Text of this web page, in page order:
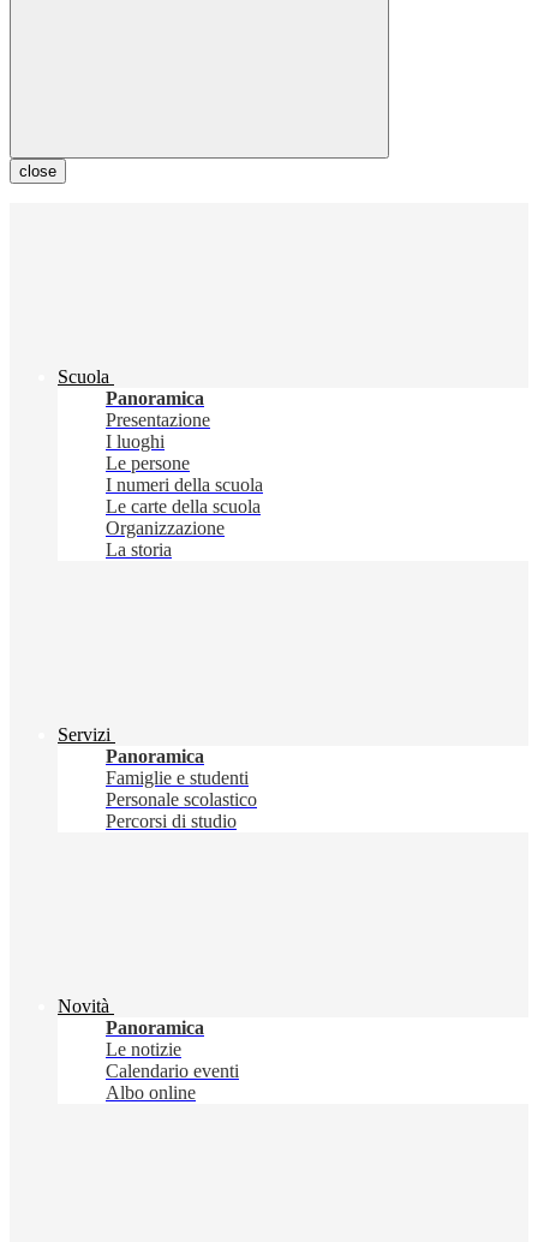
close
Scuola
Panoramica
Presentazione
I luoghi
Le persone
I numeri della scuola
Le carte della scuola
Organizzazione
La storia
Servizi
Panoramica
Famiglie e studenti
Personale scolastico
Percorsi di studio
Novità
Panoramica
Le notizie
Calendario eventi
Albo online